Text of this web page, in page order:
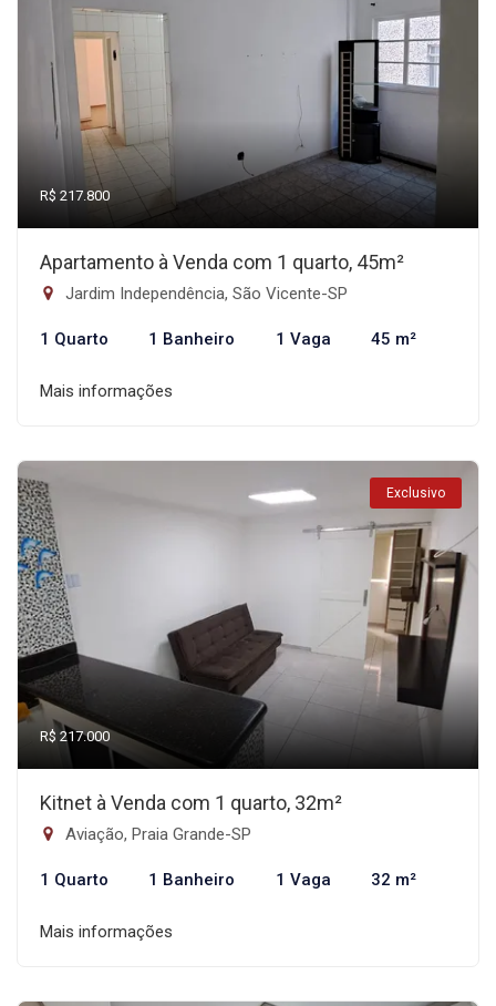
R$ 217.800
Apartamento à Venda com 1 quarto, 45m²
Jardim Independência, São Vicente-SP
1 Quarto 1 Banheiro 1 Vaga 45 m²
Mais informações
Exclusivo
R$ 217.000
Kitnet à Venda com 1 quarto, 32m²
Aviação, Praia Grande-SP
1 Quarto 1 Banheiro 1 Vaga 32 m²
Mais informações